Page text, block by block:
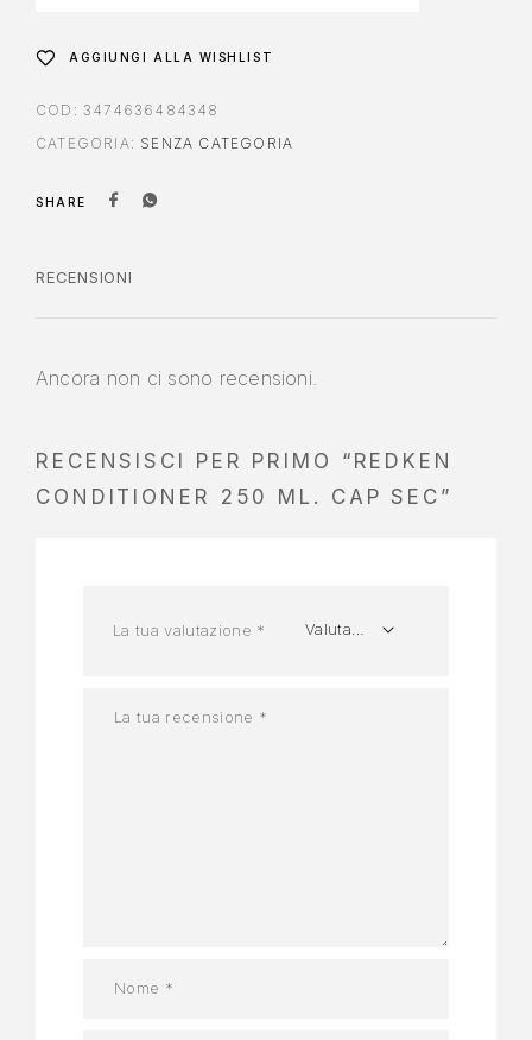
AGGIUNGI ALLA WISHLIST
COD: 3474636484348
CATEGORIA: SENZA CATEGORIA
SHARE
RECENSIONI
Ancora non ci sono recensioni.
RECENSISCI PER PRIMO “REDKEN
CONDITIONER 250 ML. CAP SEC”
La tua valutazione *